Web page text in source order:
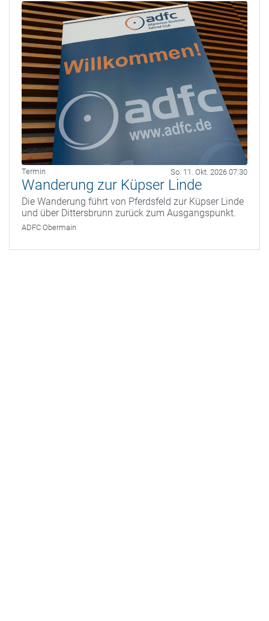
Termin So. 11. Okt. 2026 07:30
Wanderung zur Küpser Linde
Die Wanderung führt von Pferdsfeld zur Küpser Linde
und über Dittersbrunn zurück zum Ausgangspunkt.
ADFC Obermain